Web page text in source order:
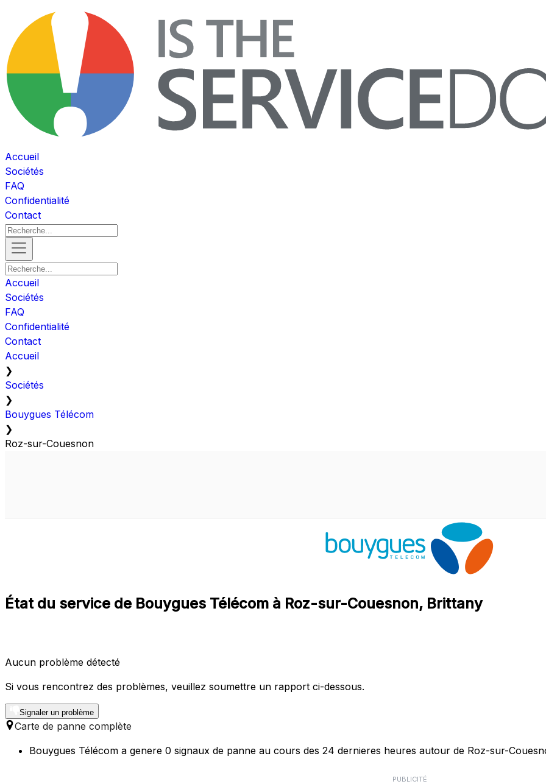
Accueil
Sociétés
FAQ
Confidentialité
Contact
Accueil
Sociétés
FAQ
Confidentialité
Contact
Accueil
❯
Sociétés
❯
Bouygues Télécom
❯
Roz-sur-Couesnon
État du service de Bouygues Télécom à Roz-sur-Couesnon, Brittany
Aucun problème détecté
Si vous rencontrez des problèmes, veuillez soumettre un rapport ci-dessous.
Signaler un problème
Carte de panne complète
Bouygues Télécom a genere 0 signaux de panne au cours des 24 dernieres heures autour de Roz-sur-
PUBLICITÉ